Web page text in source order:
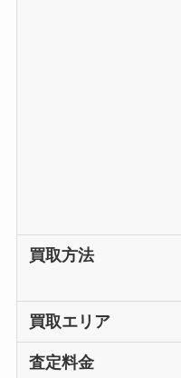
買取方法
買取エリア
査定料金